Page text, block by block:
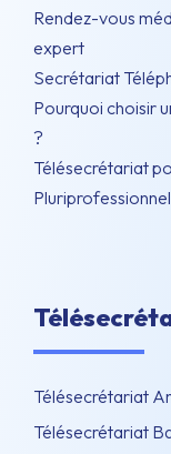
Rendez-vous
expert
Secrétariat
Pourquoi choisir
?
Télésecrétariat
Télésecrétariat
Télésecrétariat